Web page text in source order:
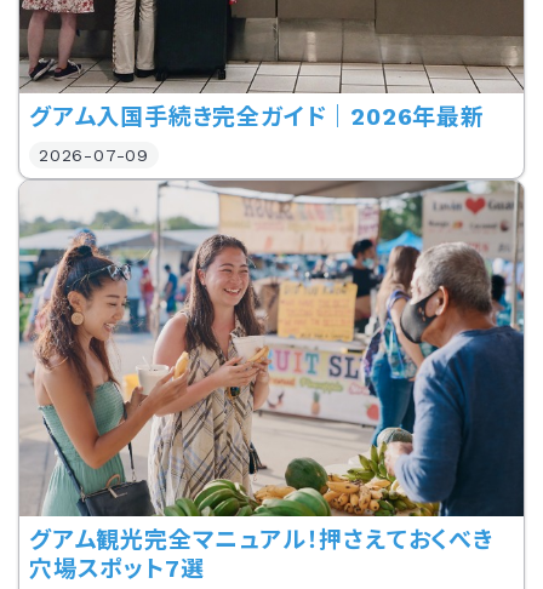
グアム入国手続き完全ガイド｜2026年最新
2026-07-09
グアム観光完全マニュアル！押さえておくべき
穴場スポット7選